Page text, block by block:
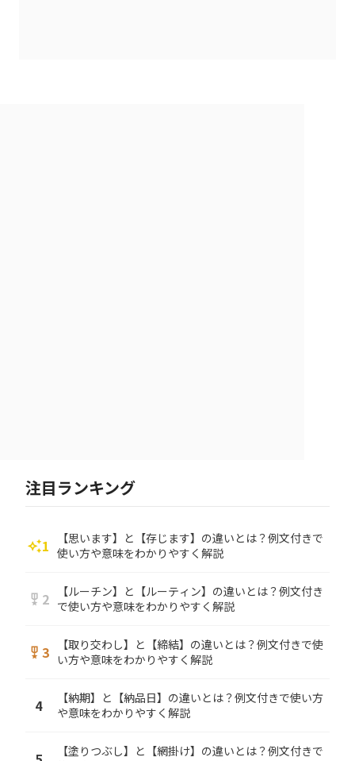
注目ランキング
auto_awesome1
【思います】と【存じます】の違いとは？例文付きで
使い方や意味をわかりやすく解説
military_tech 2
【ルーチン】と【ルーティン】の違いとは？例文付き
で使い方や意味をわかりやすく解説
military_tech 3
【取り交わし】と【締結】の違いとは？例文付きで使
い方や意味をわかりやすく解説
4
【納期】と【納品日】の違いとは？例文付きで使い方
や意味をわかりやすく解説
【塗りつぶし】と【網掛け】の違いとは？例文付きで